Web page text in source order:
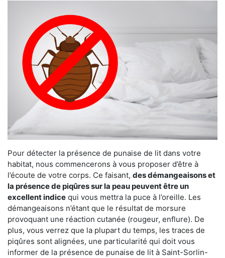
Pour détecter la présence de punaise de lit dans votre
habitat, nous commencerons à vous proposer d’être à
l’écoute de votre corps. Ce faisant, des démangeaisons et
la présence de piqûres sur la peau peuvent être un
excellent indice qui vous mettra la puce à l’oreille. Les
démangeaisons n’étant que le résultat de morsure
provoquant une réaction cutanée (rougeur, enflure). De
plus, vous verrez que la plupart du temps, les traces de
piqûres sont alignées, une particularité qui doit vous
informer de la présence de punaise de lit à Saint-Sorlin-